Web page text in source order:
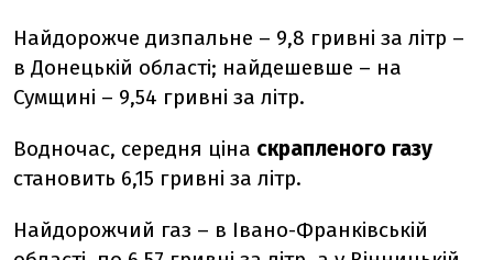
Найдорожче дизпальне – 9,8 гривні за літр –
в Донецькій області; найдешевше – на
Сумщині – 9,54 гривні за літр.
Водночас, середня ціна скрапленого газу
становить 6,15 гривні за літр.
Найдорожчий газ – в Івано-Франківській